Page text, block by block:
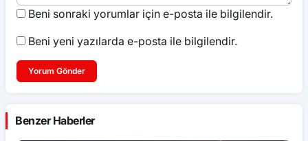
Beni sonraki yorumlar için e-posta ile bilgilendir.
Beni yeni yazılarda e-posta ile bilgilendir.
Yorum Gönder
Benzer Haberler